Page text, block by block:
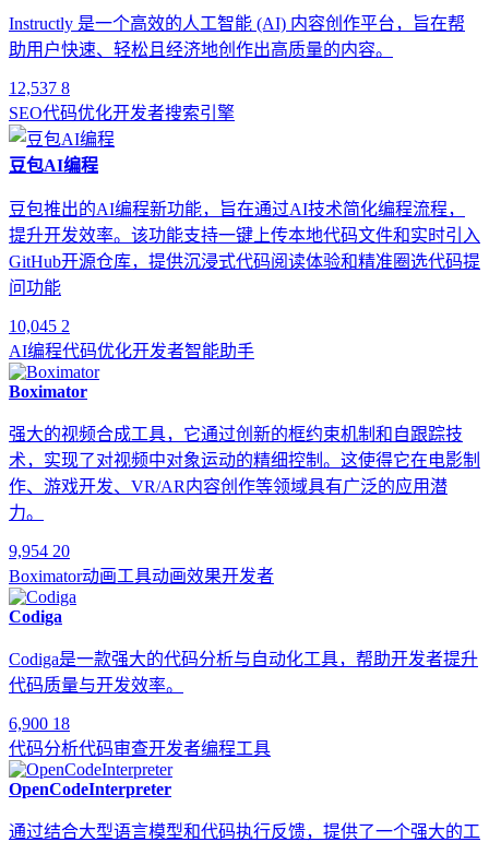
Instructly 是一个高效的人工智能 (AI) 内容创作平台，旨在帮
助用户快速、轻松且经济地创作出高质量的内容。
12,537 8
SEO代码优化开发者搜索引擎
豆包AI编程
豆包推出的AI编程新功能，旨在通过AI技术简化编程流程，
提升开发效率。该功能支持一键上传本地代码文件和实时引入
GitHub开源仓库，提供沉浸式代码阅读体验和精准圈选代码提
问功能
10,045 2
AI编程代码优化开发者智能助手
Boximator
强大的视频合成工具，它通过创新的框约束机制和自跟踪技
术，实现了对视频中对象运动的精细控制。这使得它在电影制
作、游戏开发、VR/AR内容创作等领域具有广泛的应用潜
力。
9,954 20
Boximator动画工具动画效果开发者
Codiga
Codiga是一款强大的代码分析与自动化工具，帮助开发者提升
代码质量与开发效率。
6,900 18
代码分析代码审查开发者编程工具
OpenCodeInterpreter
通过结合大型语言模型和代码执行反馈，提供了一个强大的工